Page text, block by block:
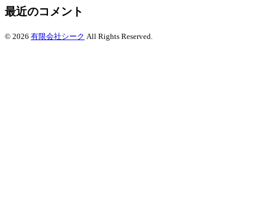
カ
ブ
最近のコメント
© 2026 有限会社シーク All Rights Reserved.